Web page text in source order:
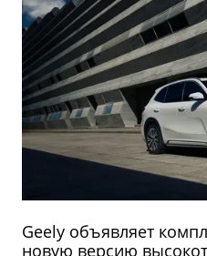
Geely объявляет
новую версию